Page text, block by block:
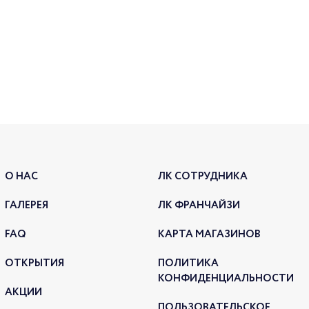
О НАС
ГАЛЕРЕЯ
FAQ
ОТКРЫТИЯ
АКЦИИ
ЛК СОТРУДНИКА
ЛК ФРАНЧАЙЗИ
КАРТА МАГАЗИНОВ
ПОЛИТИКА
КОНФИДЕНЦИАЛЬНОСТИ